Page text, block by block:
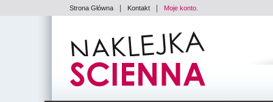
Strona Główna Kontakt Moje konto.